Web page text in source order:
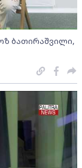
ბათირაშვილი,